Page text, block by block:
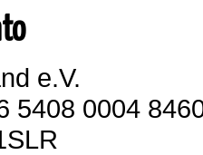
e.V.
5408 0004